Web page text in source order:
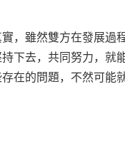
，雖然雙方在發展過
下去，共同努力，就
在的問題，不然可能